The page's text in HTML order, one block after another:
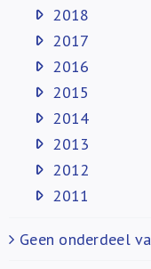
2018
2017
2016
2015
2014
2013
2012
2011
Geen onderdeel